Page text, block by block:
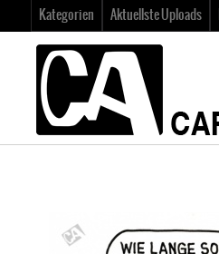
Kategorien Aktuellste Uploads